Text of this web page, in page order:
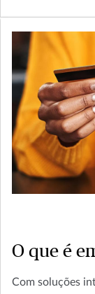
O que é
Com soluções